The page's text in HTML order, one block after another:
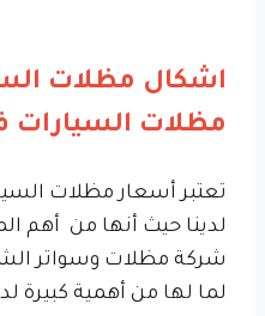
اشكال مظلات
مظلات السيارات
تعتبر أسعار مظلات
لدينا حيث أنها من أهم
شركة مظلات وسواتر
لما لها من أهمية كبيرة